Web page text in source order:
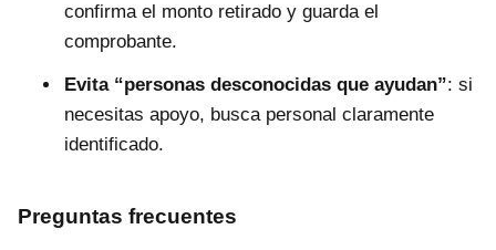
confirma el monto retirado y guarda el
comprobante.
Evita “personas desconocidas que ayudan”: si
necesitas apoyo, busca personal claramente
identificado.
Preguntas frecuentes